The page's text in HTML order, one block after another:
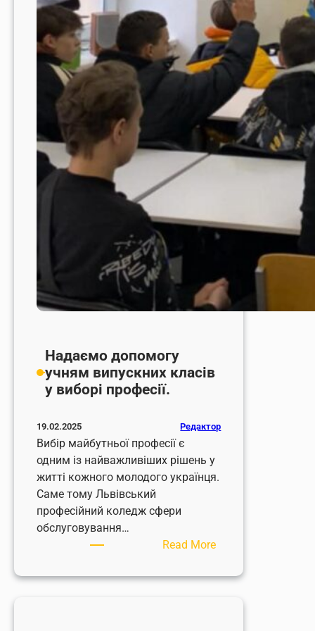
Надаємо допомогу
учням випускних класів
у виборі професії.
19.02.2025 Редактор
Вибір майбутньої професії є
одним із найважливіших рішень у
житті кожного молодого українця.
Саме тому Львівський
професійний коледж сфери
обслуговування…
Read More:
допомогу